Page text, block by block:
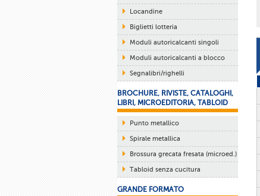
Locandine
Biglietti lotteria
Moduli autoricalcanti singoli
Moduli autoricalcanti a blocco
Segnalibri/righelli
BROCHURE, RIVISTE, CATALOGHI,
LIBRI, MICROEDITORIA, TABLOID
Punto metallico
Spirale metallica
Brossura grecata fresata (microed.)
Tabloid senza cucitura
GRANDE FORMATO